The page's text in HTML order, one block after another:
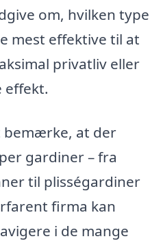
om, hvilken type
mest effektive til at
privatliv eller
effekt.
bemærke, at der
gardiner – fra
til plisségardiner
firma kan
i de mange